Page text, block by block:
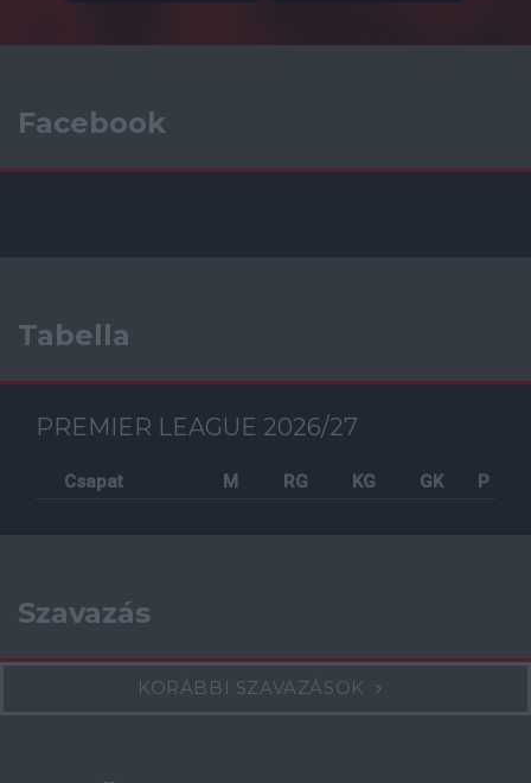
Facebook
Tabella
PREMIER LEAGUE 2026/27
Csapat M RG KG GK P
Szavazás
KORÁBBI SZAVAZÁSOK